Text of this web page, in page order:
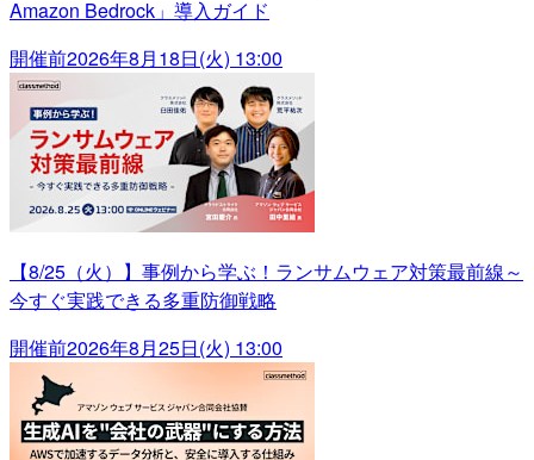
Amazon Bedrock」導入ガイド
開催前2026年8月18日(火) 13:00
【8/25（火）】事例から学ぶ！ランサムウェア対策最前線～
今すぐ実践できる多重防御戦略
開催前2026年8月25日(火) 13:00